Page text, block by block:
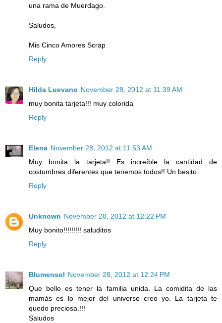
una rama de Muerdago.
Saludos,
Mis Cinco Amores Scrap
Reply
Hilda Luevano November 28, 2012 at 11:39 AM
muy bonita tarjeta!!! muy colorida
Reply
Elena November 28, 2012 at 11:53 AM
Muy bonita la tarjeta!! Es increíble la cantidad de
costumbres diferentes que tenemos todos!! Un besito
Reply
Unknown November 28, 2012 at 12:22 PM
Muy bonito!!!!!!!!! saluditos
Reply
Blumensol November 28, 2012 at 12:24 PM
Que bello es tener la familia unida. La comidita de las
mamás es lo mejor del universo creo yo. La tarjeta te
quedo preciosa.!!!
Saludos